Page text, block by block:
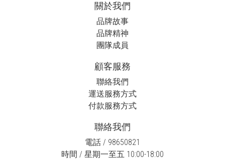
關於我們
品牌故事
品牌精神
團隊成員
顧客服務
聯絡我們
運送服務方式
付款服務方式
聯絡我們
電話 / 98650821
時間 / 星期一至五 10:00-18:00